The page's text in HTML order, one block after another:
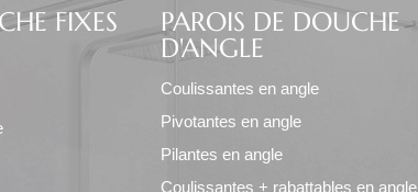
FIXES
PAROIS DE DOUCHE
D'ANGLE
Coulissantes en angle
Pivotantes en angle
Pilantes en angle
Coulissantes + rabattables en angle